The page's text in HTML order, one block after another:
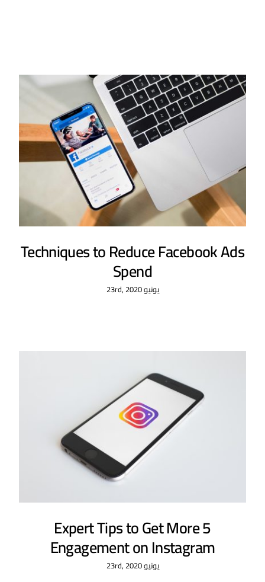
Techniques to Reduce Facebook Ads
Spend
يونيو 23rd, 2020
5 Expert Tips to Get More
Engagement on Instagram
يونيو 23rd, 2020